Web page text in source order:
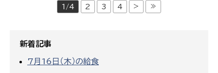
1/4 2 3 4 > ≫
新着記事
7月16日（木）の給食